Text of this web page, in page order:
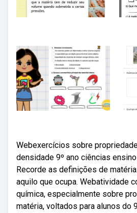
Webexercícios sobre
densidade 9º ano ciências
Recorde as definições de
aquilo que ocupa. Webatividade
química, especialmente sobre
matéria, voltados para alunos do